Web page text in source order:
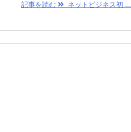
記事を読む ネットビジネス初 ...